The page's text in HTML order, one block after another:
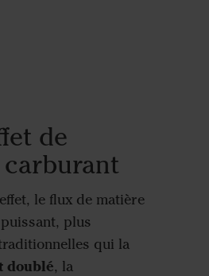
de
carburant
le flux de matière
plus
qui la
doublé, la